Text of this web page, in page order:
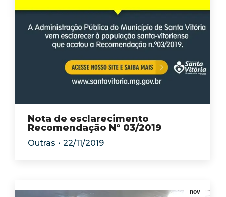
Nota de esclarecimento
Recomendação Nº 03/2019
Outras 22/11/2019
nov